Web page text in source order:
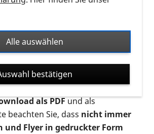
Sie sämtliches Infomaterial
Formatfilter, um ausschließlich
Broschüren, Audios oder Videos zu
Flyer und Broschüren werden in
angeboten: zur
als gedruckte Variante
als PDFund als
beachten Sie, dass nicht immer
und Flyer in gedruckter Form
Alle auswählen
bestätigen